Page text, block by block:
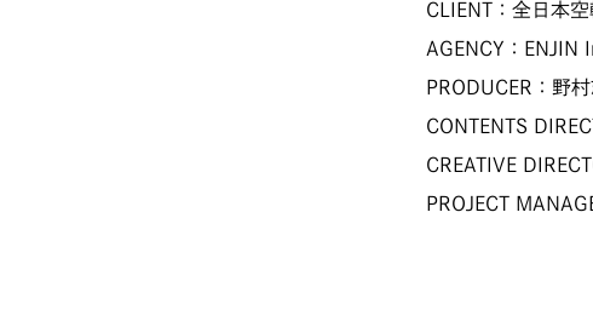
CLIENT：全日本
AGENCY：ENJIN
PRODUCER：野
CONTENTS
CREATIVE
PROJECT